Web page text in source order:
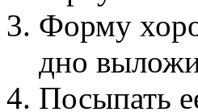
Форму
дно
Посыпать